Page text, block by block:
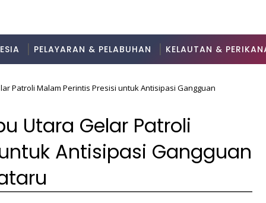
PELAYARAN & PELABUHAN KELAUTAN &
Patroli Malam Perintis Presisi untuk Antisipasi Gangguan
Utara Gelar Patroli
Antisipasi Gangguan